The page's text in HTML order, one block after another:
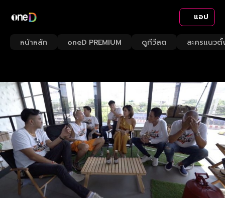
แอป
หน้าหลัก oneD PREMIUM ดูทีวีสด ละครแนวตั้